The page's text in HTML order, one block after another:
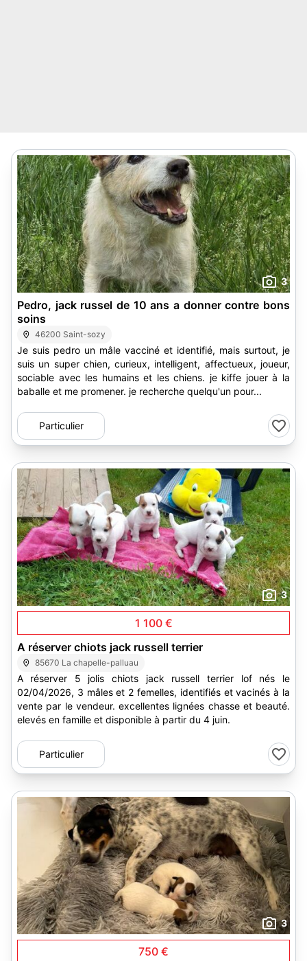
3
Pedro, jack russel de 10 ans a donner contre bons
soins
46200 Saint-sozy
Je suis pedro un mâle vacciné et identifié, mais surtout, je
suis un super chien, curieux, intelligent, affectueux, joueur,
sociable avec les humains et les chiens. je kiffe jouer à la
baballe et me promener. je recherche quelqu'un pour...
Particulier
3
1 100 €
A réserver chiots jack russell terrier
85670 La chapelle-palluau
A réserver 5 jolis chiots jack russell terrier lof nés le
02/04/2026, 3 mâles et 2 femelles, identifiés et vacinés à la
vente par le vendeur. excellentes lignées chasse et beauté.
elevés en famille et disponible à partir du 4 juin.
Particulier
3
750 €